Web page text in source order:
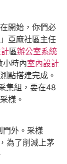
開始，你們必
亞麻社區主任
區辦公室系統
小時內室內設計
點搭建完成。
集組，要在48
樣。
外。采樣
為了削減上茅